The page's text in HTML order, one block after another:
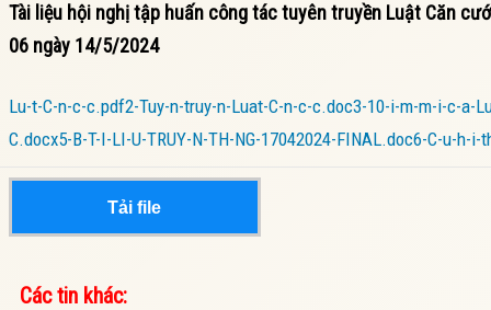
Tài liệu hội nghị tập huấn công tác tuyên truyền Luật Căn
06 ngày 14/5/2024
Lu-t-C-n-c-c.pdf2-Tuy-n-truy-n-Luat-C-n-c-c.doc3-10-i-m-m-i-c-a-
C.docx5-B-T-I-LI-U-TRUY-N-TH-NG-17042024-FINAL.doc6-C-u-h-i-
Tải file
Các tin khác: